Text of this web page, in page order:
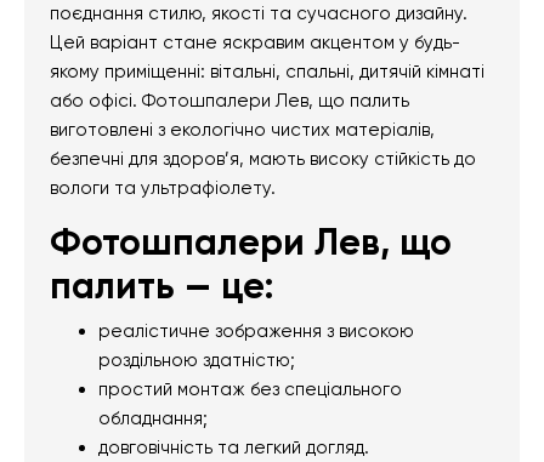
поєднання стилю, якості та сучасного дизайну.
Цей варіант стане яскравим акцентом у будь-
якому приміщенні: вітальні, спальні, дитячій кімнаті
або офісі. Фотошпалери Лев, що палить
виготовлені з екологічно чистих матеріалів,
безпечні для здоров’я, мають високу стійкість до
вологи та ультрафіолету.
Фотошпалери Лев, що
палить — це:
реалістичне зображення з високою
роздільною здатністю;
простий монтаж без спеціального
обладнання;
довговічність та легкий догляд.